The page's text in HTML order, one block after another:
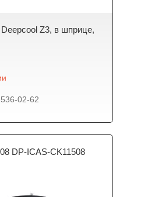
Z3, в шприце,
02-62
DP-ICAS-CK11508